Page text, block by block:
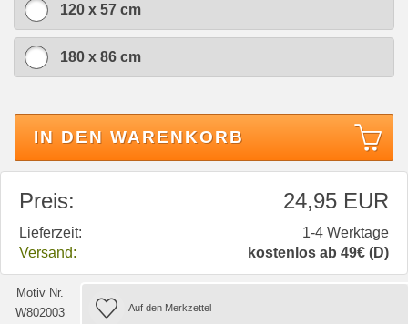
120 x 57 cm
180 x 86 cm
IN DEN WARENKORB
Preis: 24,95 EUR
Lieferzeit:
1-4 Werktage
Versand:
kostenlos ab 49€ (D)
Motiv Nr.
W802003